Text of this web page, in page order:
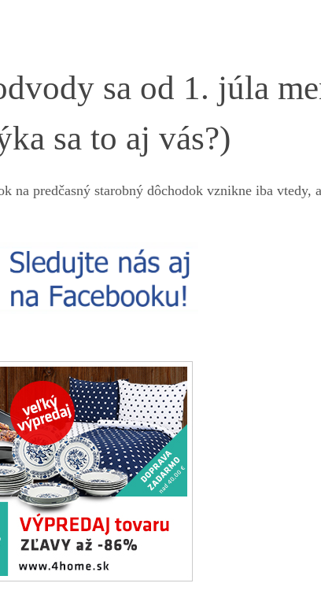
sa od 1. júla
sa to aj vás?)
na predčasný starobný dôchodok vznikne iba vtedy,